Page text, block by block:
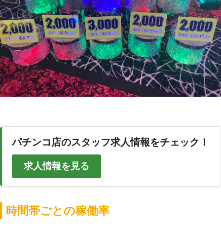
パチンコ店のスタッフ求人情報をチェック！
求人情報を見る
時間帯ごとの稼働率